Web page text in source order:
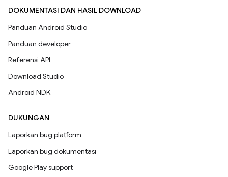
DOKUMENTASI DAN HASIL DOWNLOAD
Panduan Android Studio
Panduan developer
Referensi API
Download Studio
Android NDK
DUKUNGAN
Laporkan bug platform
Laporkan bug dokumentasi
Google Play support